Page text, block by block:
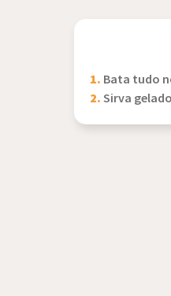
1. Bata tudo
2.Sirva gelado